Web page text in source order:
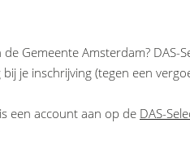
Gemeente Amsterdam? DAS-
je inschrijving (tegen een
een account aan op de DAS-